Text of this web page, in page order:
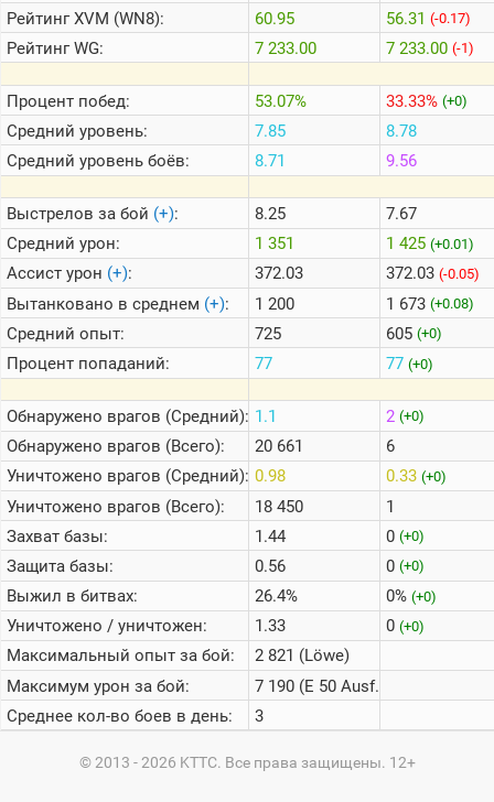
РейтингXVM (WN8):
РейтингWG:
Процент побед:
Средний уровень:
Средний уровень боёв:
Выстрелов за бой (+):
Средний урон:
Ассист урон (+):
Вытанковано в среднем (+):
Средний опыт:
Процент попаданий:
Обнаружено врагов (Средний):
Обнаружено врагов (Всего):
Уничтожено врагов (Средний):
Уничтожено врагов (Всего):
Захват базы:
Защита базы:
Выжил в битвах:
Уничтожено / уничтожен:
Максимальный опыт за бой:
Максимум урон за бой:
Среднее кол-во боев в день:
60.95
7 233.00
53.07%
7.85
8.71
8.25
1 351
372.03
1 200
725
77
1.1
20 661
0.98
18 450
1.44
0.56
26.4%
1.33
2 821 (Löwe)
7 190 (E 50 Ausf. M)
3
56.31 (-0.17)
7 233.00 (-1)
33.33% (+0)
8.78
9.56
7.67
1 425 (+0.01)
372.03 (-0.05)
1 673 (+0.08)
605 (+0)
77 (+0)
2 (+0)
6
0.33 (+0)
1
0 (+0)
0 (+0)
0% (+0)
0 (+0)
© 2013 - 2026 KTTC. Все права защищены. 12+